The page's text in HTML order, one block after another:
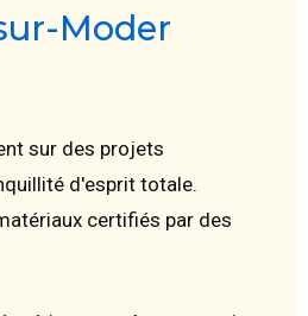
Moder
sur des projets
d'esprit totale.
certifiés par des